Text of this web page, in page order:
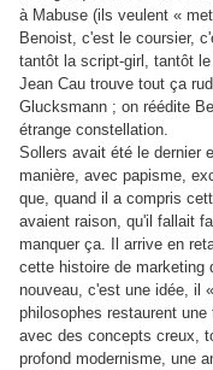
à Mabuse (ils veulent «
Benoist, c'est le coursier,
tantôt la script-girl, tantôt
Jean Cau trouve tout ça
Glucksmann ; on réédite
étrange constellation.
Sollers avait été le dernier
manière, avec papisme,
que, quand il a compris
avaient raison, qu'il fallait
manquer ça. Il arrive en
cette histoire de marketing
nouveau, c'est une idée, il
philosophes restaurent
avec des concepts creux,
profond modernisme, une